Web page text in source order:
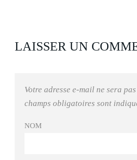
LAISSER UN
Votre adresse e-mail ne sera
champs obligatoires sont
NOM